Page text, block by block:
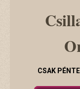
CSAK